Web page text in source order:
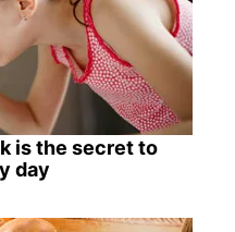
is the secret to
day